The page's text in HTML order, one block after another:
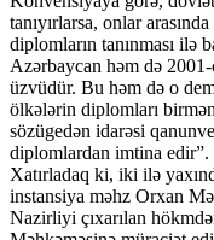
tanıyırlarsa, onlar
diplomların tanınması ilə
Azərbaycan həm də
üzvüdür. Bu həm də o
ölkələrin diplomları
sözügedən idarəsi
diplomlardan imtina edir”.
Xatırladaq ki, iki ilə
instansiya məhz Orxan
Nazirliyi çıxarılan